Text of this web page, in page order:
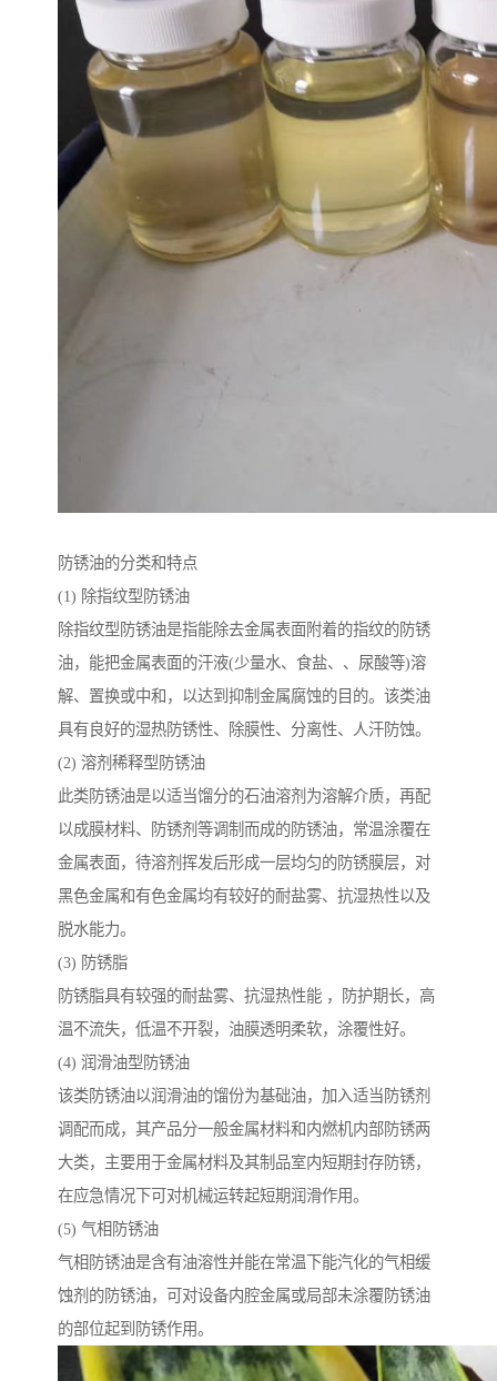
防锈油的分类和特点
(1) 除指纹型防锈油
除指纹型防锈油是指能除去金属表面附着的指纹的防锈
油，能把金属表面的汗液(少量水、食盐、、尿酸等)溶
解、置换或中和，以达到抑制金属腐蚀的目的。该类油
具有良好的湿热防锈性、除膜性、分离性、人汗防蚀。
(2) 溶剂稀释型防锈油
此类防锈油是以适当馏分的石油溶剂为溶解介质，再配
以成膜材料、防锈剂等调制而成的防锈油，常温涂覆在
金属表面，待溶剂挥发后形成一层均匀的防锈膜层，对
黑色金属和有色金属均有较好的耐盐雾、抗湿热性以及
脱水能力。
(3) 防锈脂
防锈脂具有较强的耐盐雾、抗湿热性能 ，防护期长，高
温不流失，低温不开裂，油膜透明柔软，涂覆性好。
(4) 润滑油型防锈油
该类防锈油以润滑油的馏份为基础油，加入适当防锈剂
调配而成，其产品分一般金属材料和内燃机内部防锈两
大类，主要用于金属材料及其制品室内短期封存防锈，
在应急情况下可对机械运转起短期润滑作用。
(5) 气相防锈油
气相防锈油是含有油溶性并能在常温下能汽化的气相缓
蚀剂的防锈油，可对设备内腔金属或局部未涂覆防锈油
的部位起到防锈作用。